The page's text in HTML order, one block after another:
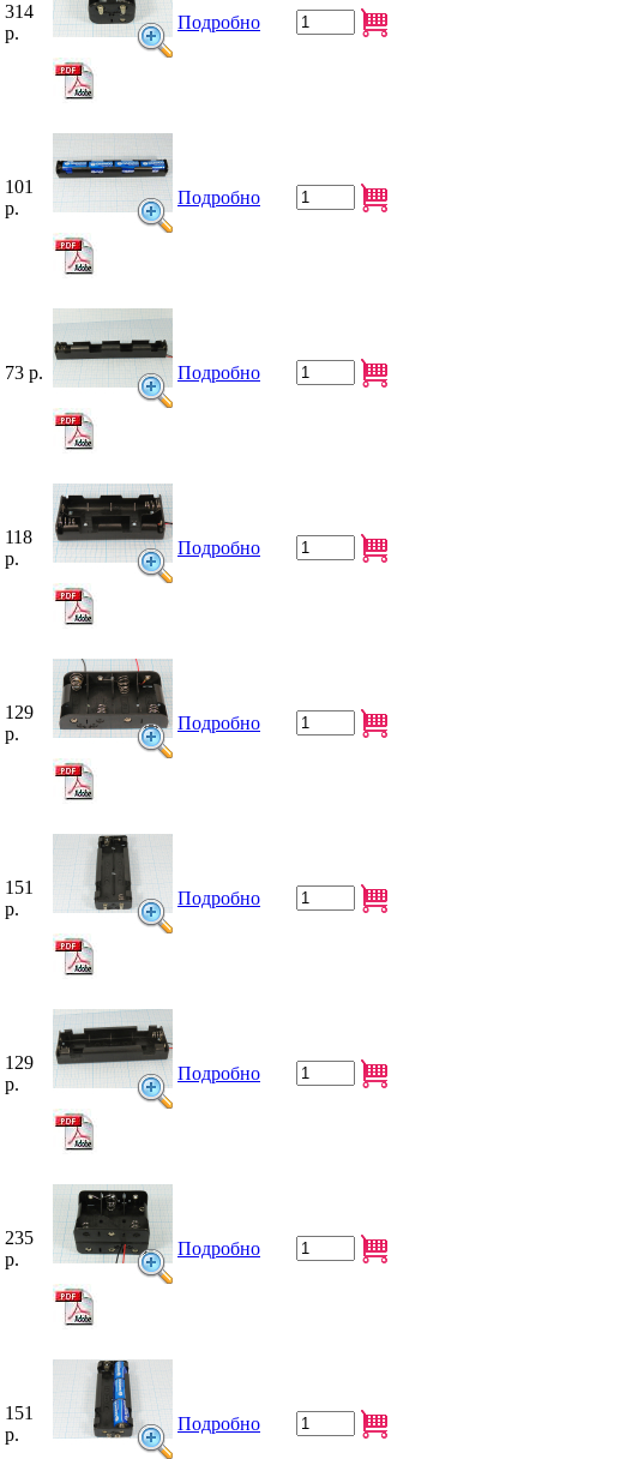
314
р.
Подробно
101
р.
Подробно
73 р. Подробно
118
р.
Подробно
129
р.
Подробно
151
р.
Подробно
129
р.
Подробно
235
р.
Подробно
151
р.
Подробно